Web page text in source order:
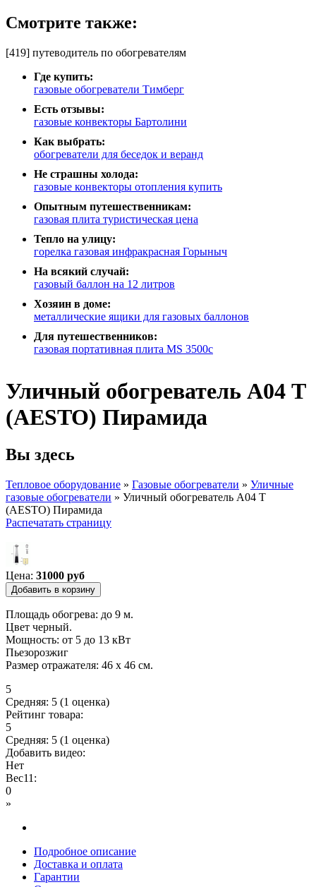
Смотрите также:
[419] путеводитель по обогревателям
Где купить:
газовые обогреватели Тимберг
Есть отзывы:
газовые конвекторы Бартолини
Как выбрать:
обогреватели для беседок и веранд
Не страшны холода:
газовые конвекторы отопления купить
Опытным путешественникам:
газовая плита туристическая цена
Тепло на улицу:
горелка газовая инфракрасная Горыныч
На всякий случай:
газовый баллон на 12 литров
Хозяин в доме:
металлические ящики для газовых баллонов
Для путешественников:
газовая портативная плита MS 3500c
Уличный обогреватель A04 Т
(AESTO) Пирамида
Вы здесь
Тепловое оборудование » Газовые обогреватели » Уличные
газовые обогреватели » Уличный обогреватель A04 Т
(AESTO) Пирамида
Распечатать страницу
Цена: 31000 руб
Площадь обогрева: до 9 м.
Цвет черный.
Мощность: от 5 до 13 кВт
Пьезорозжиг
Размер отражателя: 46 х 46 см.
5
Средняя: 5 (1 оценка)
Рейтинг товара:
5
Средняя: 5 (1 оценка)
Добавить видео:
Нет
Вес11:
0
»
Подробное описание
Доставка и оплата
Гарантии